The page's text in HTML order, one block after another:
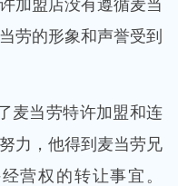
加盟店没有遵循麦当
劳的形象和声誉受到
麦当劳特许加盟和连
力，他得到麦当劳兄
营权的转让事宜。